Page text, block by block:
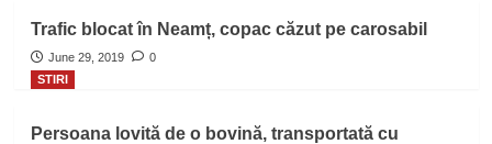
Trafic blocat în Neamț, copac căzut pe carosabil
June 29, 2019
0
STIRI
Persoana lovită de o bovină, transportată cu